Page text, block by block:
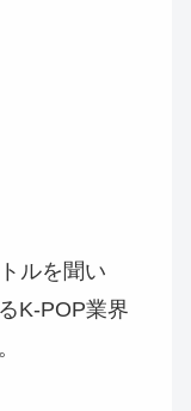
ルを聞い
K-POP業界